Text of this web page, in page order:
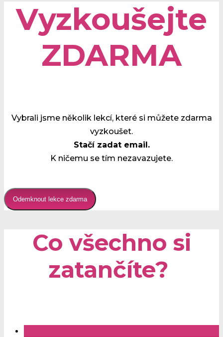
Vyzkoušejte
ZDARMA
Vybrali jsme několik lekcí, které si můžete zdarma
vyzkoušet.
Stačí zadat email.
K ničemu se tím nezavazujete.
Odemknout lekce zdarma
Co všechno si
zatančíte?